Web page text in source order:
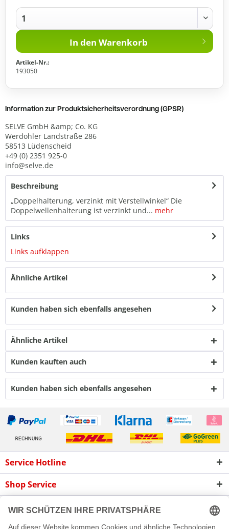
In den Warenkorb
Artikel-Nr.:
193050
Information zur Produktsicherheitsverordnung (GPSR)
SELVE GmbH &amp; Co. KG
Werdohler Landstraße 286
58513 Lüdenscheid
+49 (0) 2351 925-0
info@selve.de
Beschreibung
„Doppelhalterung, verzinkt mit Verstellwinkel“ Die
Doppelwellenhalterung ist verzinkt und... mehr
Links
Links aufklappen
Ähnliche Artikel
Kunden haben sich ebenfalls angesehen
Ähnliche Artikel
Kunden kauften auch
Kunden haben sich ebenfalls angesehen
Service Hotline
Shop Service
Informationen